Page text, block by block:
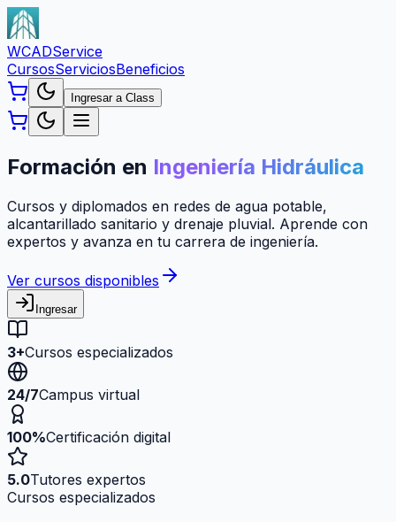
WCADService
CursosServiciosBeneficios
Ingresar a Class
Formación en Ingeniería Hidráulica
Cursos y diplomados en redes de agua potable,
alcantarillado sanitario y drenaje pluvial. Aprende con
expertos y avanza en tu carrera de ingeniería.
Ver cursos disponibles
Ingresar
3+Cursos especializados
24/7Campus virtual
100%Certificación digital
5.0Tutores expertos
Cursos especializados